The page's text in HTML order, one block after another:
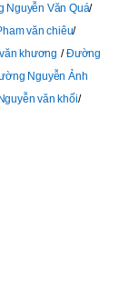
Nguyễn Văn Quá
văn chiêu
khương
Đường
Nguyễn Ảnh
văn khối